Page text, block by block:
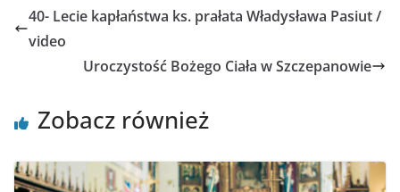
40- Lecie kapłaństwa ks. prałata Władysława Pasiut /
video
Uroczystość Bożego Ciała w Szczepanowie
Zobacz również